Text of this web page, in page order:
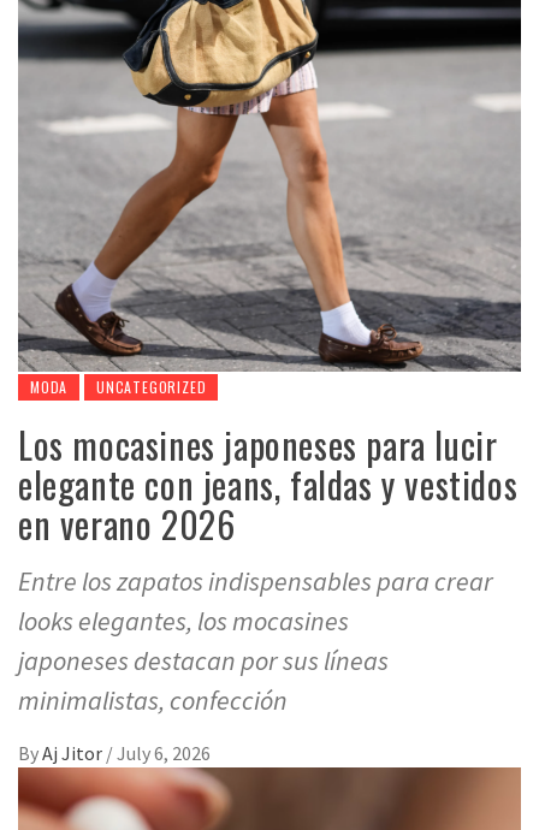
MODA UNCATEGORIZED
Los mocasines japoneses para lucir
elegante con jeans, faldas y vestidos
en verano 2026
Entre los zapatos indispensables para crear
looks elegantes, los mocasines
japoneses destacan por sus líneas
minimalistas, confección
ByAj Jitor /July 6, 2026